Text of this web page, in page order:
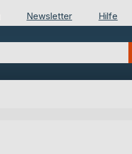
Newsletter Hilfe